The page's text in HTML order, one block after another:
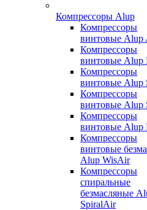
Компрессоры Alup
Компрессоры
винтовые Alup
Компрессоры
винтовые Alup
Компрессоры
винтовые Alup
Компрессоры
винтовые Alup
Компрессоры
винтовые Alup
Компрессоры
винтовые
Alup WisAir
Компрессоры
спиральные
безмасляные
SpiralAir